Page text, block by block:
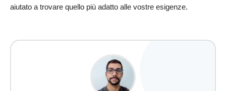
aiutato a trovare quello più adatto alle vostre esigenze.